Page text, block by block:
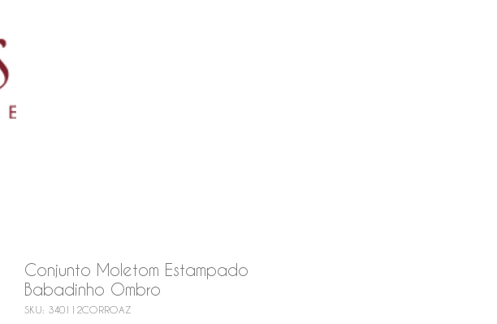
Conjunto Moletom Estampado
Babadinho Ombro
SKU: 340112CORROAZ